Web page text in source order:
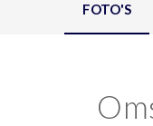
FOTO'S